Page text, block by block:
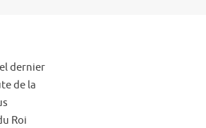
dernier
de la
Roi